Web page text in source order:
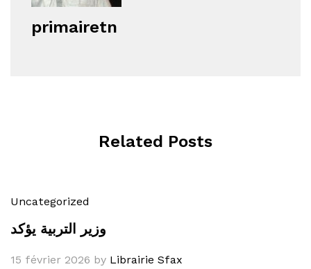
primairetn
Related Posts
Uncategorized
وزير التربية يؤكد
15 février 2026 by Librairie Sfax